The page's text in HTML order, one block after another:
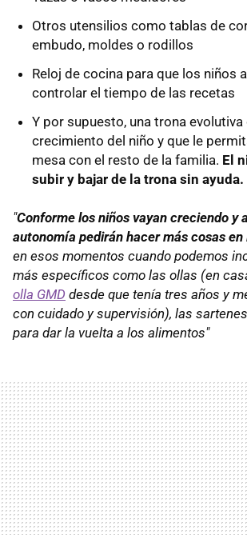
Otros utensilios como tablas de
embudo, moldes o rodillos
Reloj de cocina para que los niños
controlar el tiempo de las recetas
Y por supuesto, una trona evolutiva
crecimiento del niño y que le
mesa con el resto de la familia. El
subir y bajar de la trona sin ayuda.
"Conforme los niños vayan creciendo y
autonomía pedirán hacer más cosas en
en esos momentos cuando podemos
más específicos como las ollas (en
olla GMD desde que tenía tres años y
con cuidado y supervisión), las
para dar la vuelta a los alimentos"